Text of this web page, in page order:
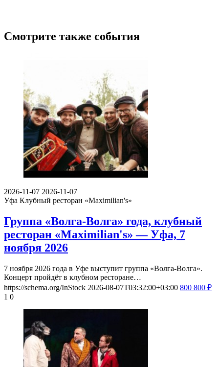
Смотрите также события
2026-11-07 2026-11-07
Уфа Клубный ресторан «Maximilian's»
Группа «Волга-Волга» года, клубный
ресторан «Maximilian's» — Уфа, 7
ноября 2026
7 ноября 2026 года в Уфе выступит группа «Волга-Волга».
Концерт пройдёт в клубном ресторане…
https://schema.org/InStock 2026-08-07T03:32:00+03:00 800 800 ₽
1 0